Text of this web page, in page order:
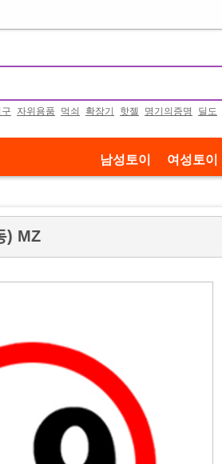
자위용품 먹쇠 확장기 핫젤 명기의증명 딜도
남성토이 여성토이
) MZ